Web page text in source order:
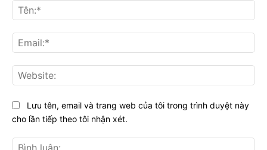
Lưu tên, email và trang web của tôi trong trình duyệt này
cho lần tiếp theo tôi nhận xét.